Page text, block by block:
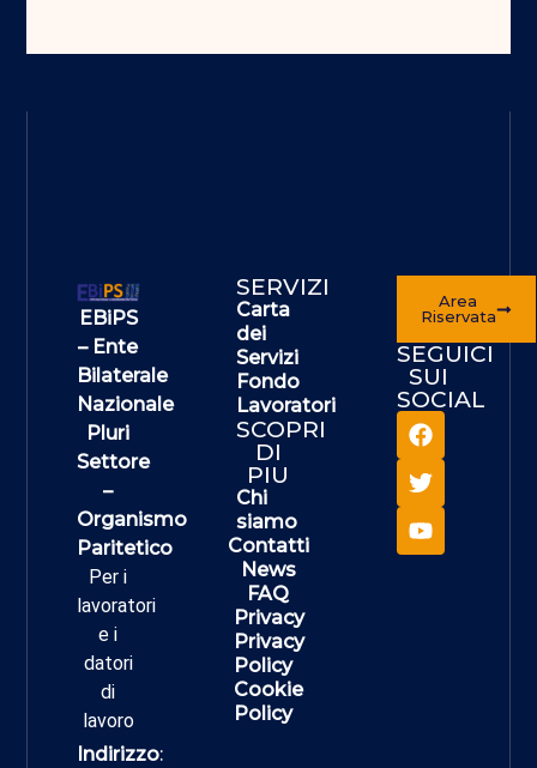
EBiPS
– Ente
Bilaterale
Nazionale
Pluri
Settore
–
Organismo
Paritetico
Per i
lavoratori
e i
datori
di
lavoro
Indirizzo:
SERVIZI
Carta
dei
Servizi
Fondo
Lavoratori
SCOPRI
DI
PIU
Chi
siamo
Contatti
News
FAQ
Privacy
Privacy
Policy
Cookie
Policy
Area
Riservata
SEGUICI
SUI
SOCIAL